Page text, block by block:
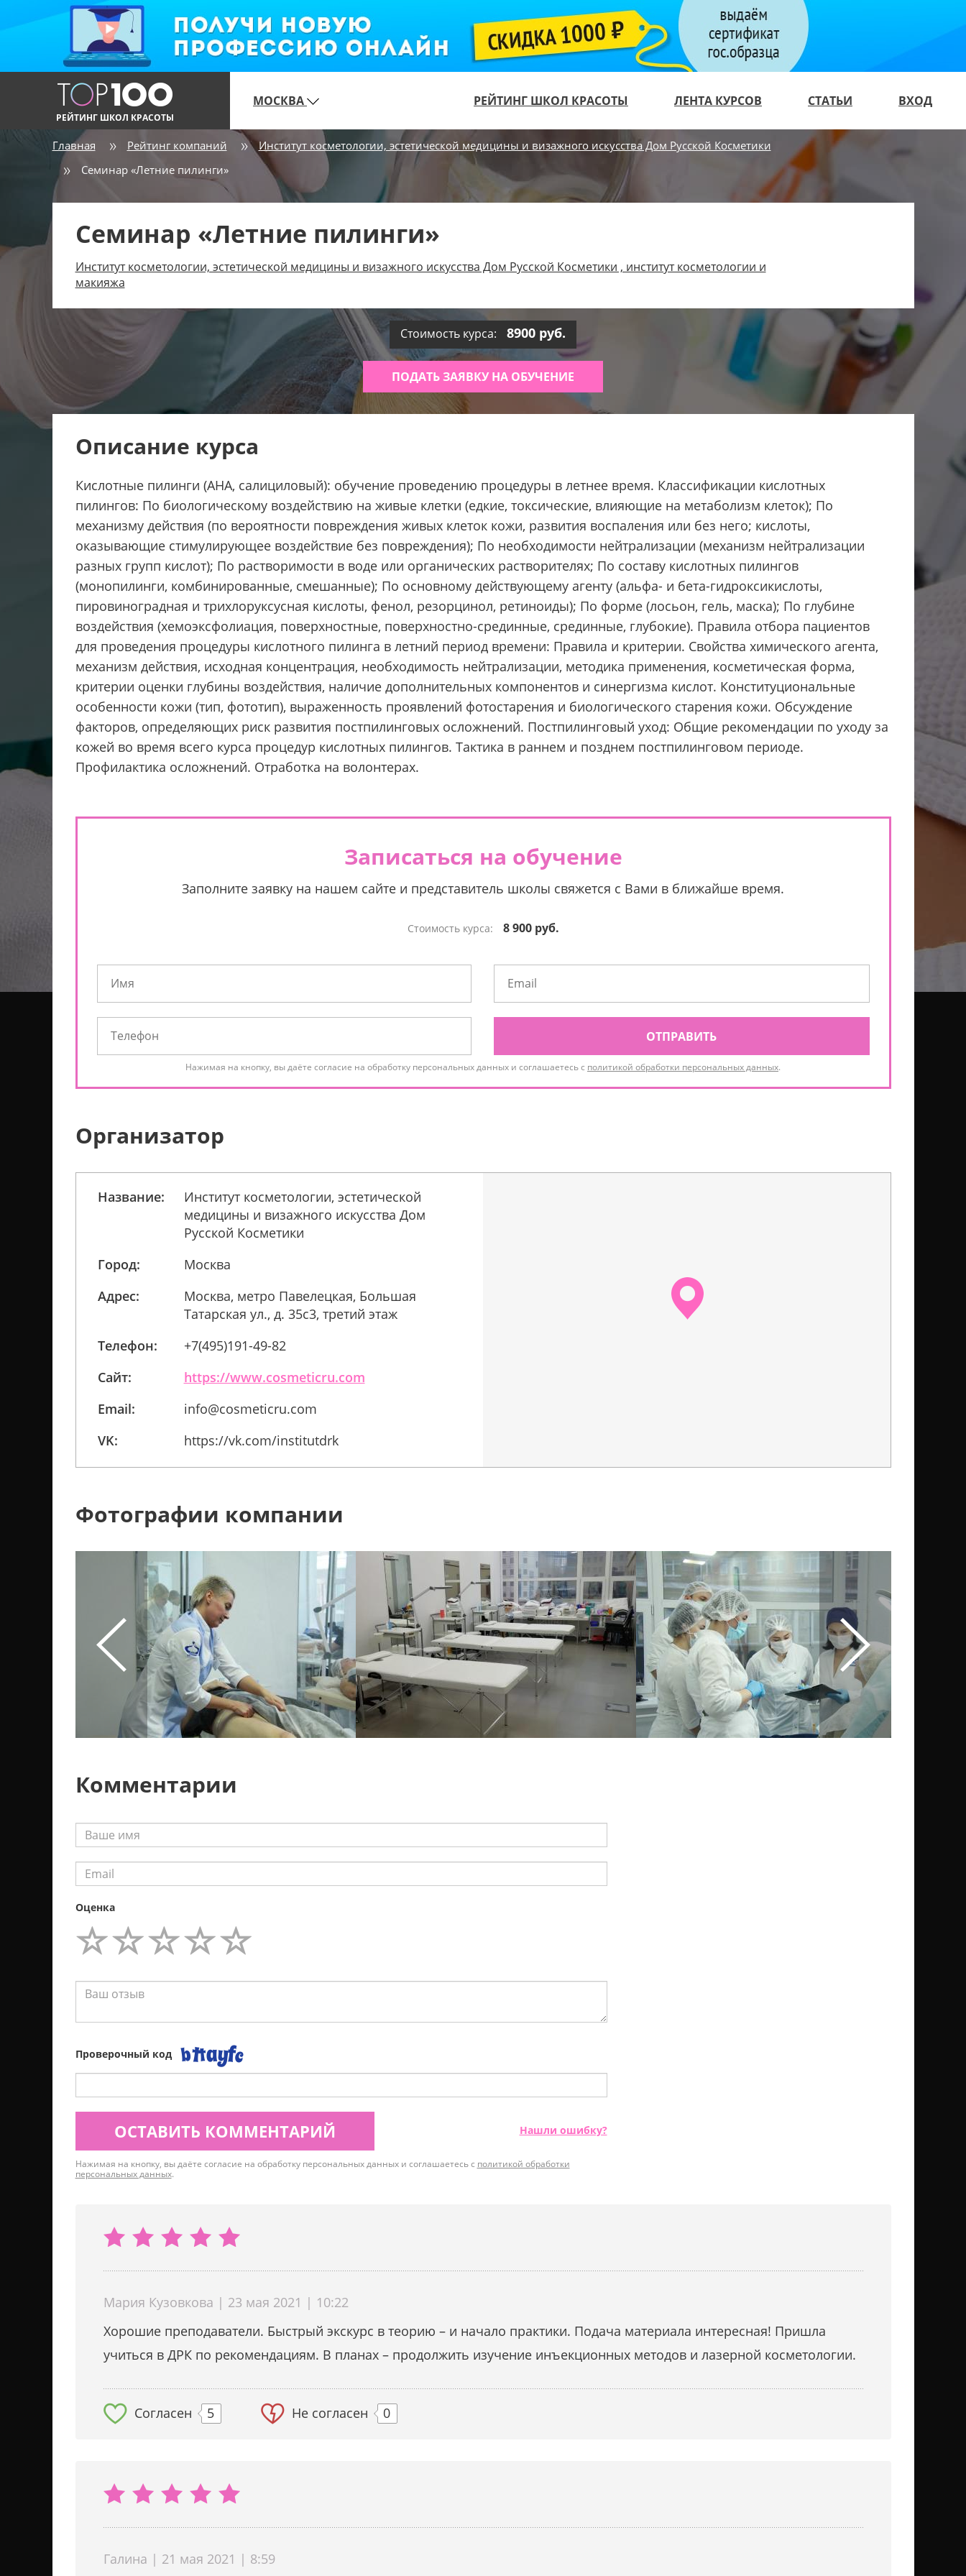
РЕЙТИНГ ШКОЛ КРАСОТЫ
МОСКВА РЕЙТИНГ ШКОЛ КРАСОТЫ ЛЕНТА КУРСОВ СТАТЬИ ВХОД
Главная Рейтинг компаний
Институт косметологии, эстетической медицины и визажного искусства Дом Русской Косметики
Семинар «Летние пилинги»
Семинар «Летние пилинги»
Институт косметологии, эстетической медицины и визажного искусства Дом Русской Косметики , институт косметологии и
макияжа
Стоимость курса: 8900 руб.
ПОДАТЬ ЗАЯВКУ НА ОБУЧЕНИЕ
Описание курса
Кислотные пилинги (AHA, салициловый): обучение проведению процедуры в летнее время. Классификации кислотных
пилингов: По биологическому воздействию на живые клетки (едкие, токсические, влияющие на метаболизм клеток); По
механизму действия (по вероятности повреждения живых клеток кожи, развития воспаления или без него; кислоты,
оказывающие стимулирующее воздействие без повреждения); По необходимости нейтрализации (механизм нейтрализации
разных групп кислот); По растворимости в воде или органических растворителях; По составу кислотных пилингов
(монопилинги, комбинированные, смешанные); По основному действующему агенту (альфа- и бета-гидроксикислоты,
пировиноградная и трихлоруксусная кислоты, фенол, резорцинол, ретиноиды); По форме (лосьон, гель, маска); По глубине
воздействия (хемоэксфолиация, поверхностные, поверхностно-срединные, срединные, глубокие). Правила отбора пациентов
для проведения процедуры кислотного пилинга в летний период времени: Правила и критерии. Свойства химического агента,
механизм действия, исходная концентрация, необходимость нейтрализации, методика применения, косметическая форма,
критерии оценки глубины воздействия, наличие дополнительных компонентов и синергизма кислот. Конституциональные
особенности кожи (тип, фототип), выраженность проявлений фотостарения и биологического старения кожи. Обсуждение
факторов, определяющих риск развития постпилинговых осложнений. Постпилинговый уход: Общие рекомендации по уходу за
кожей во время всего курса процедур кислотных пилингов. Тактика в раннем и позднем постпилинговом периоде.
Профилактика осложнений. Отработка на волонтерах.
Записаться на обучение
Заполните заявку на нашем сайте и представитель школы свяжется с Вами в ближайше время.
Стоимость курса: 8 900 руб.
ОТПРАВИТЬ
Нажимая на кнопку, вы даёте согласие на обработку персональных данных и соглашаетесь с политикой обработки персональных данных.
Организатор
Название:
Институт косметологии, эстетической
медицины и визажного искусства Дом
Русской Косметики
Город:
Москва
Адрес:
Москва, метро Павелецкая, Большая
Татарская ул., д. 35с3, третий этаж
Телефон:
+7(495)191-49-82
Сайт:
https://www.cosmeticru.com
Email:
info@cosmeticru.com
VK:
https://vk.com/institutdrk
Фотографии компании
Комментарии
Оценка
Проверочный код
ОСТАВИТЬ КОММЕНТАРИЙ Нашли ошибку?
Нажимая на кнопку, вы даёте согласие на обработку персональных данных и соглашаетесь с политикой обработки
персональных данных.
Мария Кузовкова | 23 мая 2021 | 10:22
Хорошие преподаватели. Быстрый экскурс в теорию – и начало практики. Подача материала интересная! Пришла
учиться в ДРК по рекомендациям. В планах – продолжить изучение инъекционных методов и лазерной косметологии.
Согласен 5 Не согласен 0
Галина | 21 мая 2021 | 8:59